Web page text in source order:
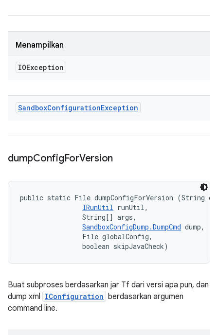
Menampilkan
IOException
SandboxConfigurationException
dumpConfigForVersion
public static File dumpConfigForVersion (String
IRunUtil runUtil,
                String[] args,
SandboxConfigDump.DumpCmd dump,
                File globalConfig,
                boolean skipJavaCheck)
Buat subproses berdasarkan jar Tf dari versi apa pun, dan
dump xml IConfiguration berdasarkan argumen
command line.